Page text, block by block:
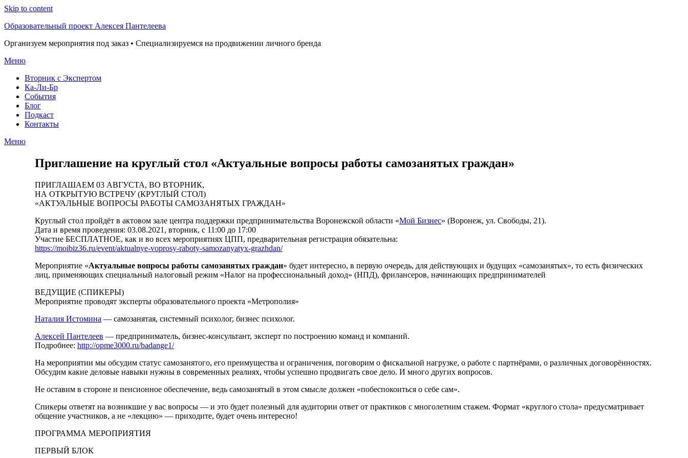
Skip to content
Образовательный проект Алексея Пантелеева
Организуем мероприятия под заказ • Специализируемся на продвижении личного бренда
Меню
Вторник с Экспертом
Ка-Ли-Бр
События
Блог
Подкаст
Контакты
Меню
Приглашение на круглый стол «Актуальные вопросы работы самозанятых граждан»
ПРИГЛАШАЕМ 03 АВГУСТА, ВО ВТОРНИК,
НА ОТКРЫТУЮ ВСТРЕЧУ (КРУГЛЫЙ СТОЛ)
«АКТУАЛЬНЫЕ ВОПРОСЫ РАБОТЫ САМОЗАНЯТЫХ ГРАЖДАН»
Круглый стол пройдёт в актовом зале центра поддержки предпринимательства Воронежской области «Мой Бизнес» (Воронеж, ул. Свободы, 21).
Дата и время проведения: 03.08.2021, вторник, с 11:00 до 17:00
Участие БЕСПЛАТНОЕ, как и во всех мероприятиях ЦПП, предварительная регистрация обязательна:
https://moibiz36.ru/event/aktualnye-voprosy-raboty-samozanyatyx-grazhdan/
Мероприятие «Актуальные вопросы работы самозанятых граждан» будет интересно, в первую очередь, для действующих и будущих «самозанятых», то есть физических
лиц, применяющих специальный налоговый режим «Налог на профессиональный доход» (НПД), фрилансеров, начинающих предпринимателей
ВЕДУЩИЕ (СПИКЕРЫ)
Мероприятие проводят эксперты образовательного проекта «Метрополия»
Наталия Истомина — самозанятая, системный психолог, бизнес психолог.
Алексей Пантелеев — предприниматель, бизнес-консультант, эксперт по построению команд и компаний.
Подробнее: http://opme3000.ru/badange1/
На мероприятии мы обсудим статус самозанятого, его преимущества и ограничения, поговорим о фискальной нагрузке, о работе с партнёрами, о различных договорённостях.
Обсудим какие деловые навыки нужны в современных реалиях, чтобы успешно продвигать свое дело. И много других вопросов.
Не оставим в стороне и пенсионное обеспечение, ведь самозанятый в этом смысле должен «побеспокоиться о себе сам».
Спикеры ответят на возникшие у вас вопросы — и это будет полезный для аудитории ответ от практиков с многолетним стажем. Формат «круглого стола» предусматривает
общение участников, а не «лекцию» — приходите, будет очень интересно!
ПРОГРАММА МЕРОПРИЯТИЯ
ПЕРВЫЙ БЛОК